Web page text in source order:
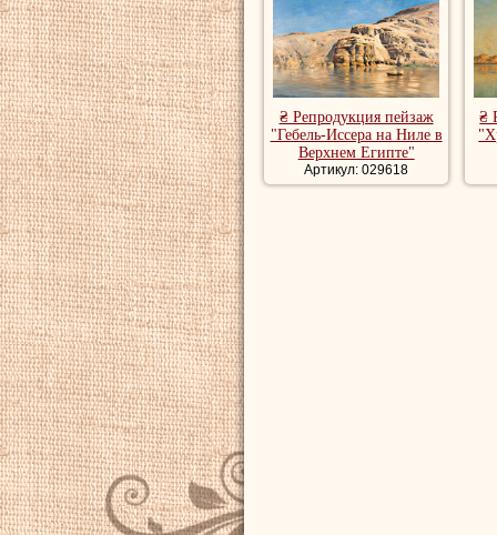
₴ Репродукция пейзаж
"Гебель-Иссера на Ниле в
Верхнем Египте"
Артикул: 029618
₴